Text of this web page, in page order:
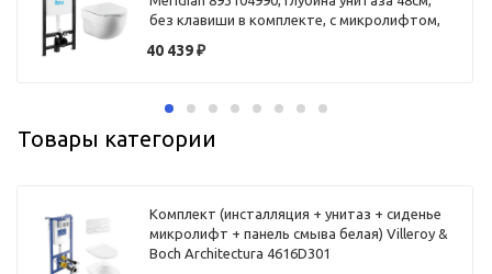
без клавиши в комплекте, с микролифтом,
40 439₽
Товары категории
Комплект (инсталляция + унитаз + сиденье
микролифт + панель смыва белая) Villeroy &
Boch Architectura 4616D301